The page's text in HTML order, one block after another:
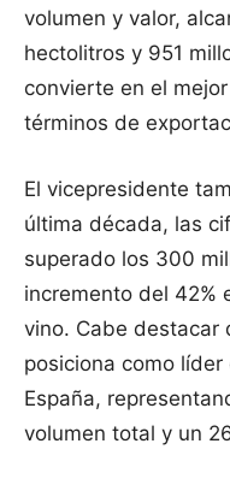
volumen y valor,
hectolitros y 951
convierte en el
términos de
El vicepresidente
última década, las
superado los 300
incremento del 42%
vino. Cabe destacar
posiciona como
España,
volumen total y un